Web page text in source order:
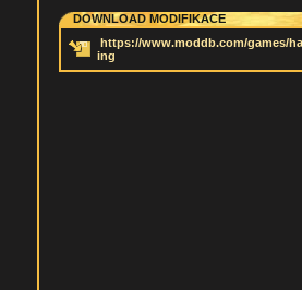
DOWNLOAD MODIFIKACE
https://www.moddb.com/games/
ing